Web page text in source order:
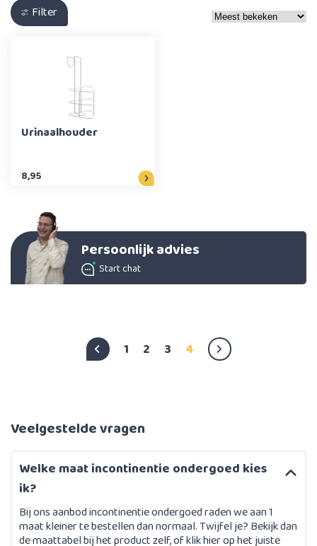
Filter
Urinaalhouder
8,95
Persoonlijk advies
Start chat
1 2 3 4
Veelgestelde vragen
Welke maat incontinentie ondergoed kies
ik?
Bij ons aanbod incontinentie ondergoed raden we aan 1
maat kleiner te bestellen dan normaal. Twijfel je? Bekijk dan
de maattabel bij het product zelf, of klik hier op het juiste